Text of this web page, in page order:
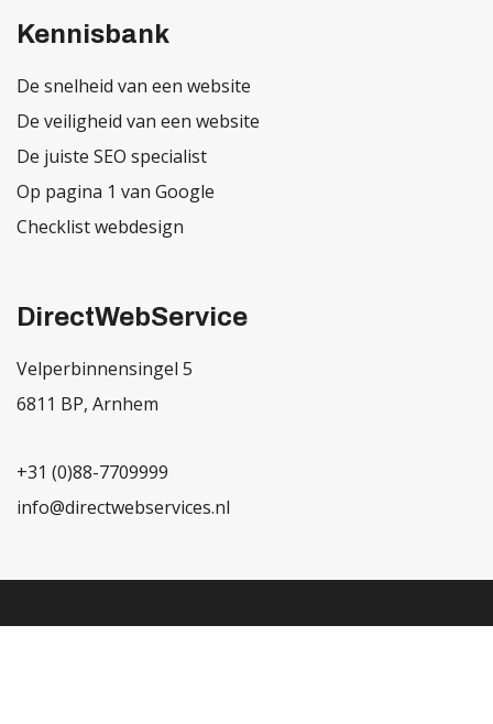
Kennisbank
De snelheid van een website
De veiligheid van een website
De juiste SEO specialist
Op pagina 1 van Google
Checklist webdesign
DirectWebService
Velperbinnensingel 5
6811 BP, Arnhem
+31 (0)88-7709999
info@directwebservices.nl